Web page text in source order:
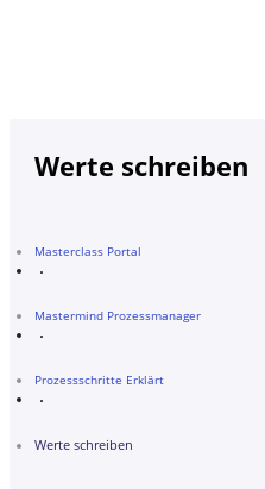
Werte schreiben
Masterclass Portal
Mastermind Prozessmanager
Prozessschritte Erklärt
Werte schreiben